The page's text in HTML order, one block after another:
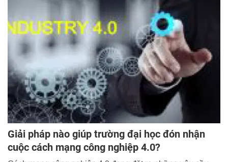
Giải pháp nào giúp trường đại học đón nhận
cuộc cách mạng công nghiệp 4.0?